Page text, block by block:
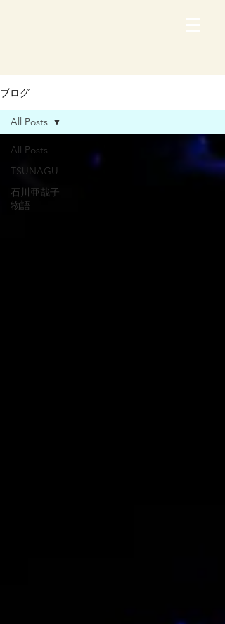
ブログ
All Posts
TSUNAGU
石川亜哉子
物語
All Posts